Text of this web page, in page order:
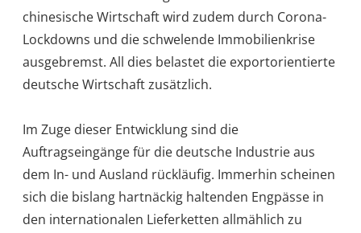
chinesische Wirtschaft wird zudem durch Corona-
Lockdowns und die schwelende Immobilienkrise
ausgebremst. All dies belastet die exportorientierte
deutsche Wirtschaft zusätzlich.
Im Zuge dieser Entwicklung sind die
Auftragseingänge für die deutsche Industrie aus
dem In- und Ausland rückläufig. Immerhin scheinen
sich die bislang hartnäckig haltenden Engpässe in
den internationalen Lieferketten allmählich zu